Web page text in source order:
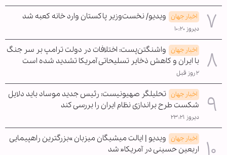
اخبار جهان ویدیو/ نخست‌وزیر پاکستان وارد خانه کعبه شد
دیروز ۱۰:۲۰
اخبار جهان واشنگتن‌پست: اختلافات در دولت ترامپ بر سر جنگ
با ایران و کاهش ذخایر تسلیحاتی آمریکا تشدید شده است
۲ روز قبل
اخبار جهان تحلیلگر صهیونیست: رئیس جدید موساد باید دلایل
شکست طرح براندازی نظام ایران را بررسی کند
دیروز ۲۳:۲۱
اخبار جهان ویدیو | ایالت میشیگان میزبان »بزرگترین راهپیمایی
اربعین حسینی در آمریکا« شد